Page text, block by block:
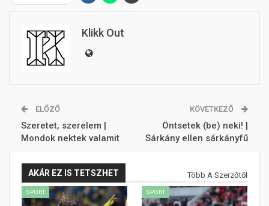
Klikk Out
ELŐZŐ
Szeretet, szerelem |
Mondok nektek valamit
KÖVETKEZŐ
Öntsetek (be) neki! |
Sárkány ellen sárkányfű
AKÁR EZ IS TETSZHET Több A Szerzőtől
SPORT SPORT